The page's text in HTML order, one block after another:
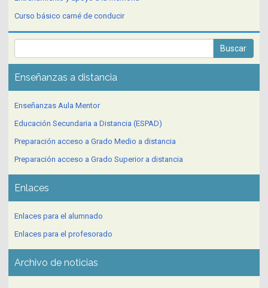
Curso básico carné de conducir
Enseñanzas a distancia
Enseñanzas Aula Mentor
Educación Secundaria a Distancia (ESPAD)
Preparación acceso a Grado Medio a distancia
Preparación acceso a Grado Superior a distancia
Enlaces
Enlaces para el alumnado
Enlaces para el profesorado
Archivo de noticias